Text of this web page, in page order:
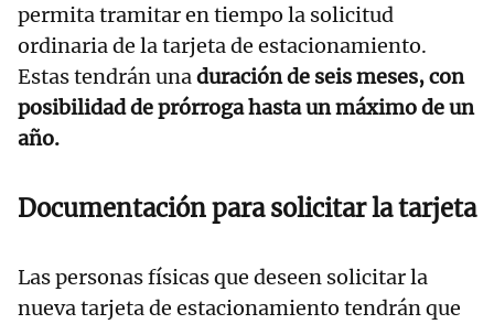
permita tramitar en tiempo la solicitud
ordinaria de la tarjeta de estacionamiento.
Estas tendrán una duración de seis meses, con
posibilidad de prórroga hasta un máximo de un
año.
Documentación para solicitar la tarjeta
Las personas físicas que deseen solicitar la
nueva tarjeta de estacionamiento tendrán que